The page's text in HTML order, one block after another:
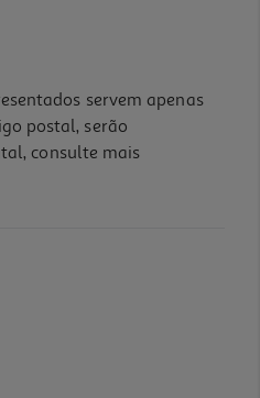
servem apenas
postal, serão
consulte mais